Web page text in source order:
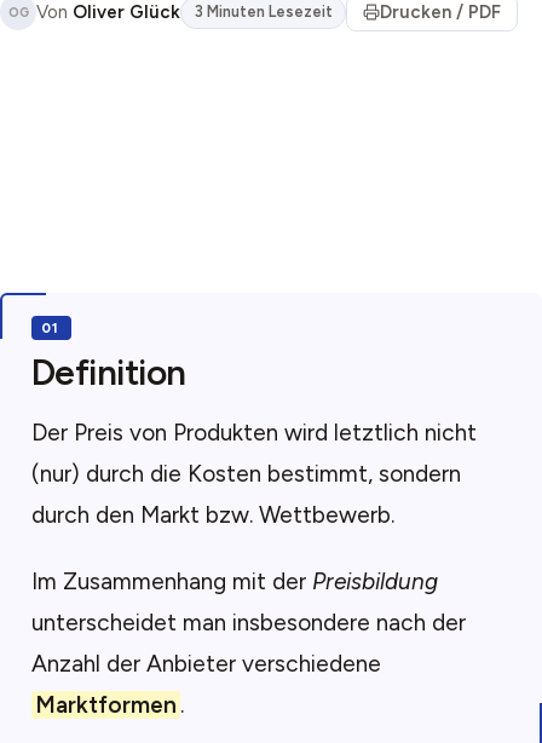
OG Von Oliver Glück 3 Minuten Lesezeit Drucken / PDF
Definition
Der Preis von Produkten wird letztlich nicht
(nur) durch die Kosten bestimmt, sondern
durch den Markt bzw. Wettbewerb.
Im Zusammenhang mit der Preisbildung
unterscheidet man insbesondere nach der
Anzahl der Anbieter verschiedene
Marktformen .